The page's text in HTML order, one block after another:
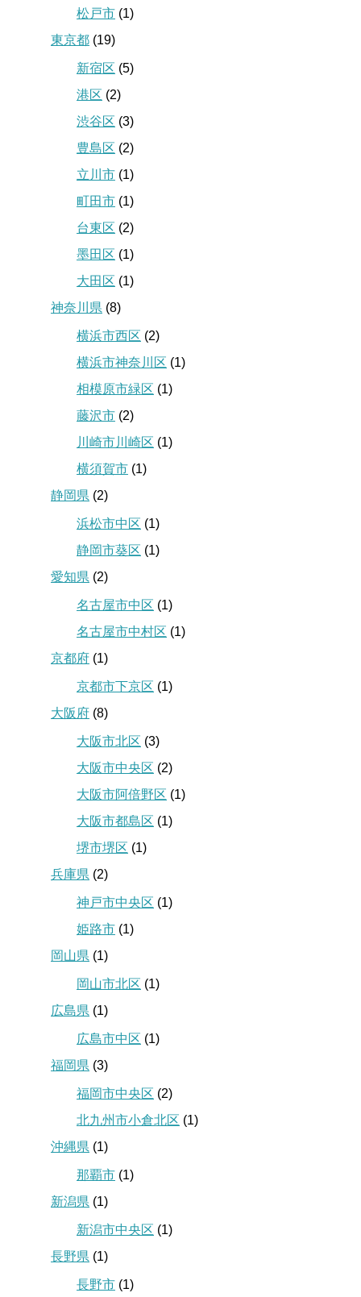
松戸市 (1)
東京都 (19)
新宿区 (5)
港区 (2)
渋谷区 (3)
豊島区 (2)
立川市 (1)
町田市 (1)
台東区 (2)
墨田区 (1)
大田区 (1)
神奈川県 (8)
横浜市西区 (2)
横浜市神奈川区 (1)
相模原市緑区 (1)
藤沢市 (2)
川崎市川崎区 (1)
横須賀市 (1)
静岡県 (2)
浜松市中区 (1)
静岡市葵区 (1)
愛知県 (2)
名古屋市中区 (1)
名古屋市中村区 (1)
京都府 (1)
京都市下京区 (1)
大阪府 (8)
大阪市北区 (3)
大阪市中央区 (2)
大阪市阿倍野区 (1)
大阪市都島区 (1)
堺市堺区 (1)
兵庫県 (2)
神戸市中央区 (1)
姫路市 (1)
岡山県 (1)
岡山市北区 (1)
広島県 (1)
広島市中区 (1)
福岡県 (3)
福岡市中央区 (2)
北九州市小倉北区 (1)
沖縄県 (1)
那覇市 (1)
新潟県 (1)
新潟市中央区 (1)
長野県 (1)
長野市 (1)